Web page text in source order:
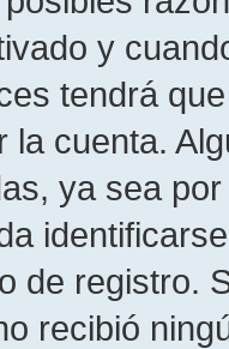
y
tendrá
la cuenta.
ya sea
de registro.
recibió